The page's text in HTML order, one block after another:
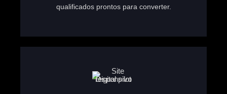
qualificados prontos para converter.